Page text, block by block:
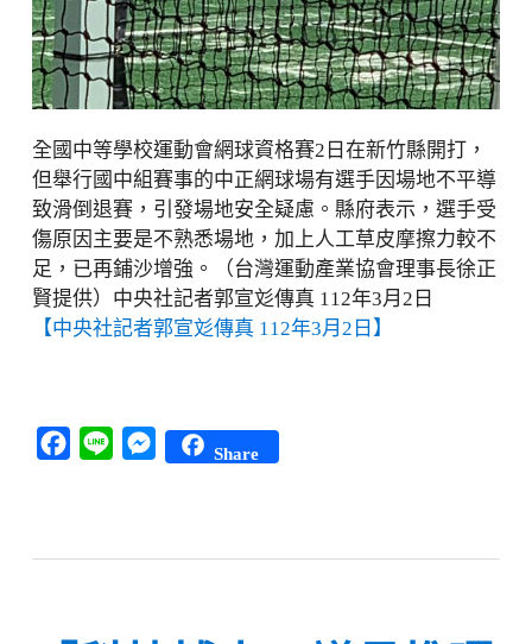
全國中等學校運動會網球資格賽2日在新竹縣開打，
但舉行國中組賽事的中正網球場有選手因場地不平導
致滑倒退賽，引發場地安全疑慮。縣府表示，選手受
傷原因主要是不熟悉場地，加上人工草皮摩擦力較不
足，已再鋪沙增強。（台灣運動產業協會理事長徐正
賢提供）中央社記者郭宣彣傳真 112年3月2日
【中央社記者郭宣彣傳真 112年3月2日】
Facebook
Line Messenger
Share